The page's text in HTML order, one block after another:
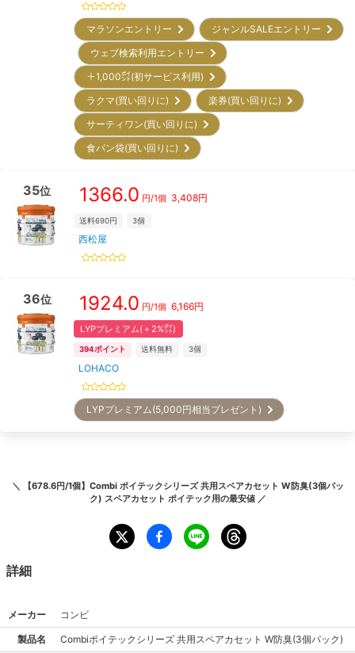
マラソンエントリー
ジャンルSALEエントリー
ウェブ検索利用エントリー
＋1,000㌽(初サービス利用)
ラクマ(買い回りに)
楽券(買い回りに)
サーティワン(買い回りに)
食パン袋(買い回りに)
35位 1366.0 円/1個 3,408円
送料690円 3個
西松屋
36位 1924.0 円/1個 6,166円
LYPプレミアム(＋2%㌽)
394ポイント 送料無料 3個
LOHACO
LYPプレミアム(5,000円相当プレゼント)
＼
【678.6円/1個】Combi ポイテックシリーズ 共用スペアカセット W防臭(3個パッ
ク) スペアカセット ポイテック用の最安値 ／
詳細
メーカー コンビ
製品名 Combiポイテックシリーズ 共用スペアカセット W防臭(3個パック)